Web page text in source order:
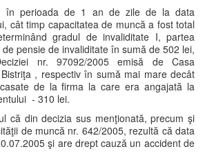
în perioada de 1 an de zile de la data
cât timp capacitatea de muncă a fost total
gradul de invaliditate I, partea
pensie de invaliditate în sumă de 502 lei,
nr. 97092/2005 emisă de Casa
, respectiv în sumă mai mare decât
de la firma la care era angajată la
- 310 lei.
că din decizia sus menţionată, precum şi
de muncă nr. 642/2005, rezultă că data
şi are drept cauză un accident de